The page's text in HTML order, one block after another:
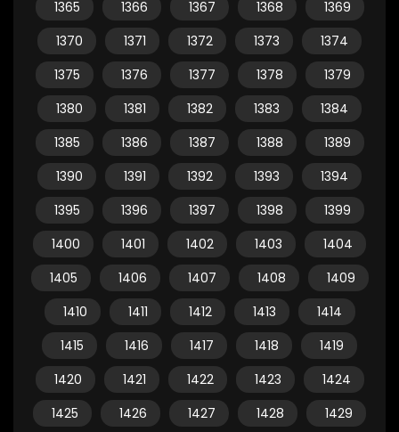
1365 1366 1367 1368
1369
1370
1371 1372 1373
1374
1375
1376 1377 1378
1379
1380
1381 1382 1383
1384
1385
1386 1387 1388
1389
1390
1391 1392 1393
1394
1395
1396 1397 1398
1399
1400
1401 1402 1403
1404
1405
1406 1407 1408
1409
1410
1411 1412 1413
1414
1415
1416 1417 1418
1419
1420
1421 1422 1423
1424
1425
1426 1427 1428
1429